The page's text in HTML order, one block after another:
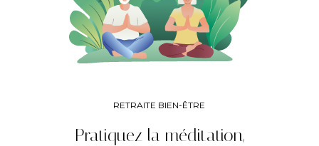
RETRAITE BIEN-ÊTRE
Pratiquez la méditation,